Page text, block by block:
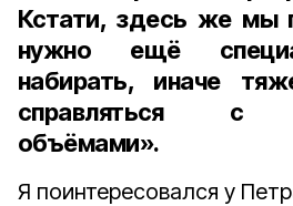
Кстати, здесь же мы
нужно ещё
набирать, иначе
справляться с
объёмами».
Я поинтересовался у